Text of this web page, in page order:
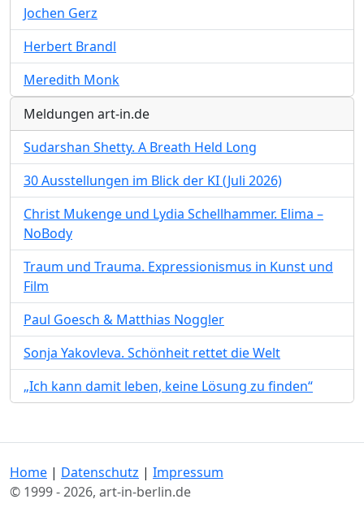
Jochen Gerz
Herbert Brandl
Meredith Monk
Meldungen art-in.de
Sudarshan Shetty. A Breath Held Long
30 Ausstellungen im Blick der KI (Juli 2026)
Christ Mukenge und Lydia Schellhammer. Elima –
NoBody
Traum und Trauma. Expressionismus in Kunst und
Film
Paul Goesch & Matthias Noggler
Sonja Yakovleva. Schönheit rettet die Welt
„Ich kann damit leben, keine Lösung zu finden“
Home | Datenschutz | Impressum
© 1999 - 2026, art-in-berlin.de